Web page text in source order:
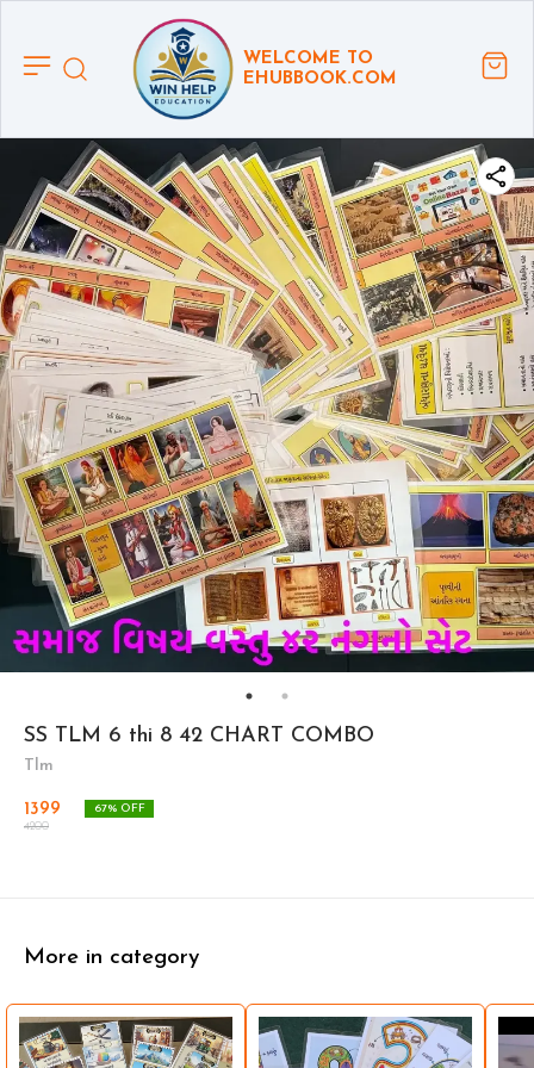
WELCOME TO
EHUBBOOK.COM
SS TLM 6 thi 8 42 CHART COMBO
Tlm
1399
4200
67% OFF
More in category